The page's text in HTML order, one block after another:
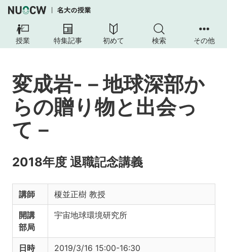
授業 特集記事 初めて 検索 その他
変成岩-－地球深部か
らの贈り物と出会っ
て－
2018年度 退職記念講義
講師 榎並正樹 教授
開講
部局
宇宙地球環境研究所
日時 2019/3/16 15:00-16:30